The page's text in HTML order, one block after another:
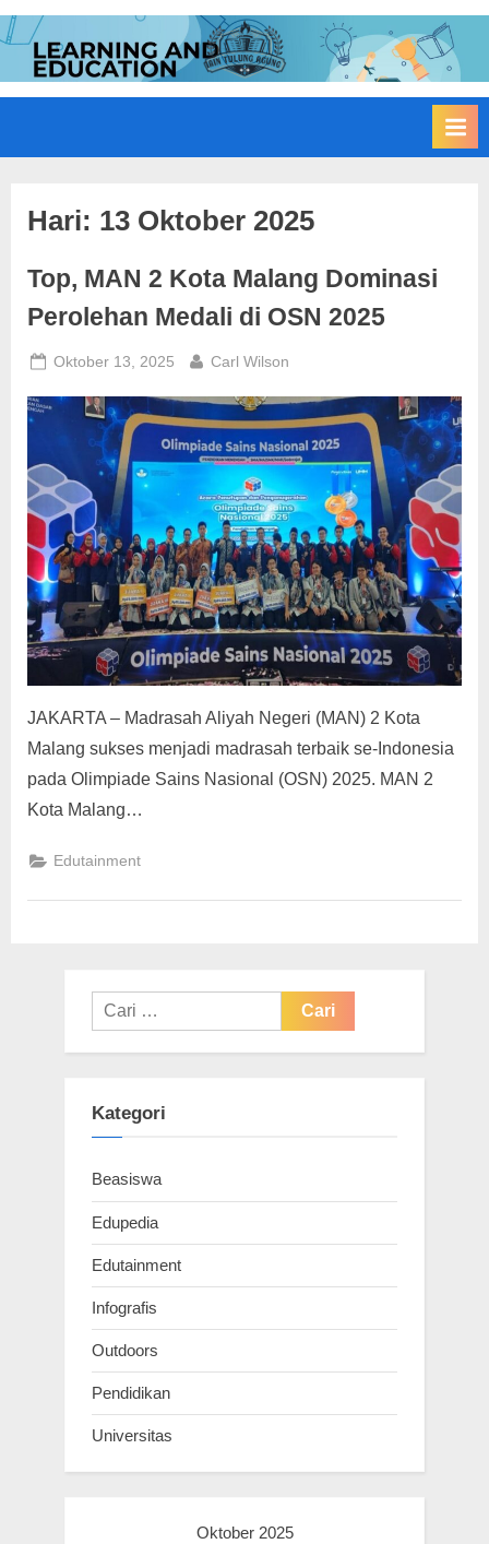
Skip
to
content
I
A
N
u
u
n
A
g
u
n
g
Edukasi
Membangun
Hari: 13 Oktober 2025
Top, MAN 2 Kota Malang Dominasi
Perolehan Medali di OSN 2025
Posted
Oktober 13, 2025 By
Carl Wilson
JAKARTA – Madrasah Aliyah Negeri (MAN) 2 Kota
Malang sukses menjadi madrasah terbaik se-Indonesia
pada Olimpiade Sains Nasional (OSN) 2025. MAN 2
Kota Malang…
Edutainment
Cari
untuk:
Kategori
Beasiswa
Edupedia
Edutainment
Infografis
Outdoors
Pendidikan
Universitas
Oktober 2025